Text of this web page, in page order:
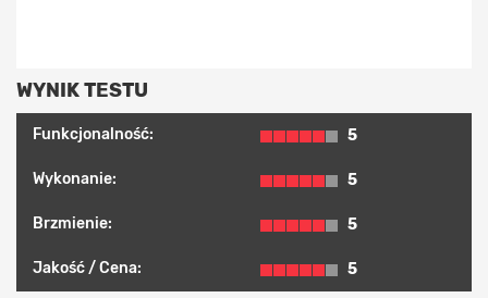
WYNIK TESTU
Funkcjonalność: 5
Wykonanie: 5
Brzmienie: 5
Jakość / Cena: 5